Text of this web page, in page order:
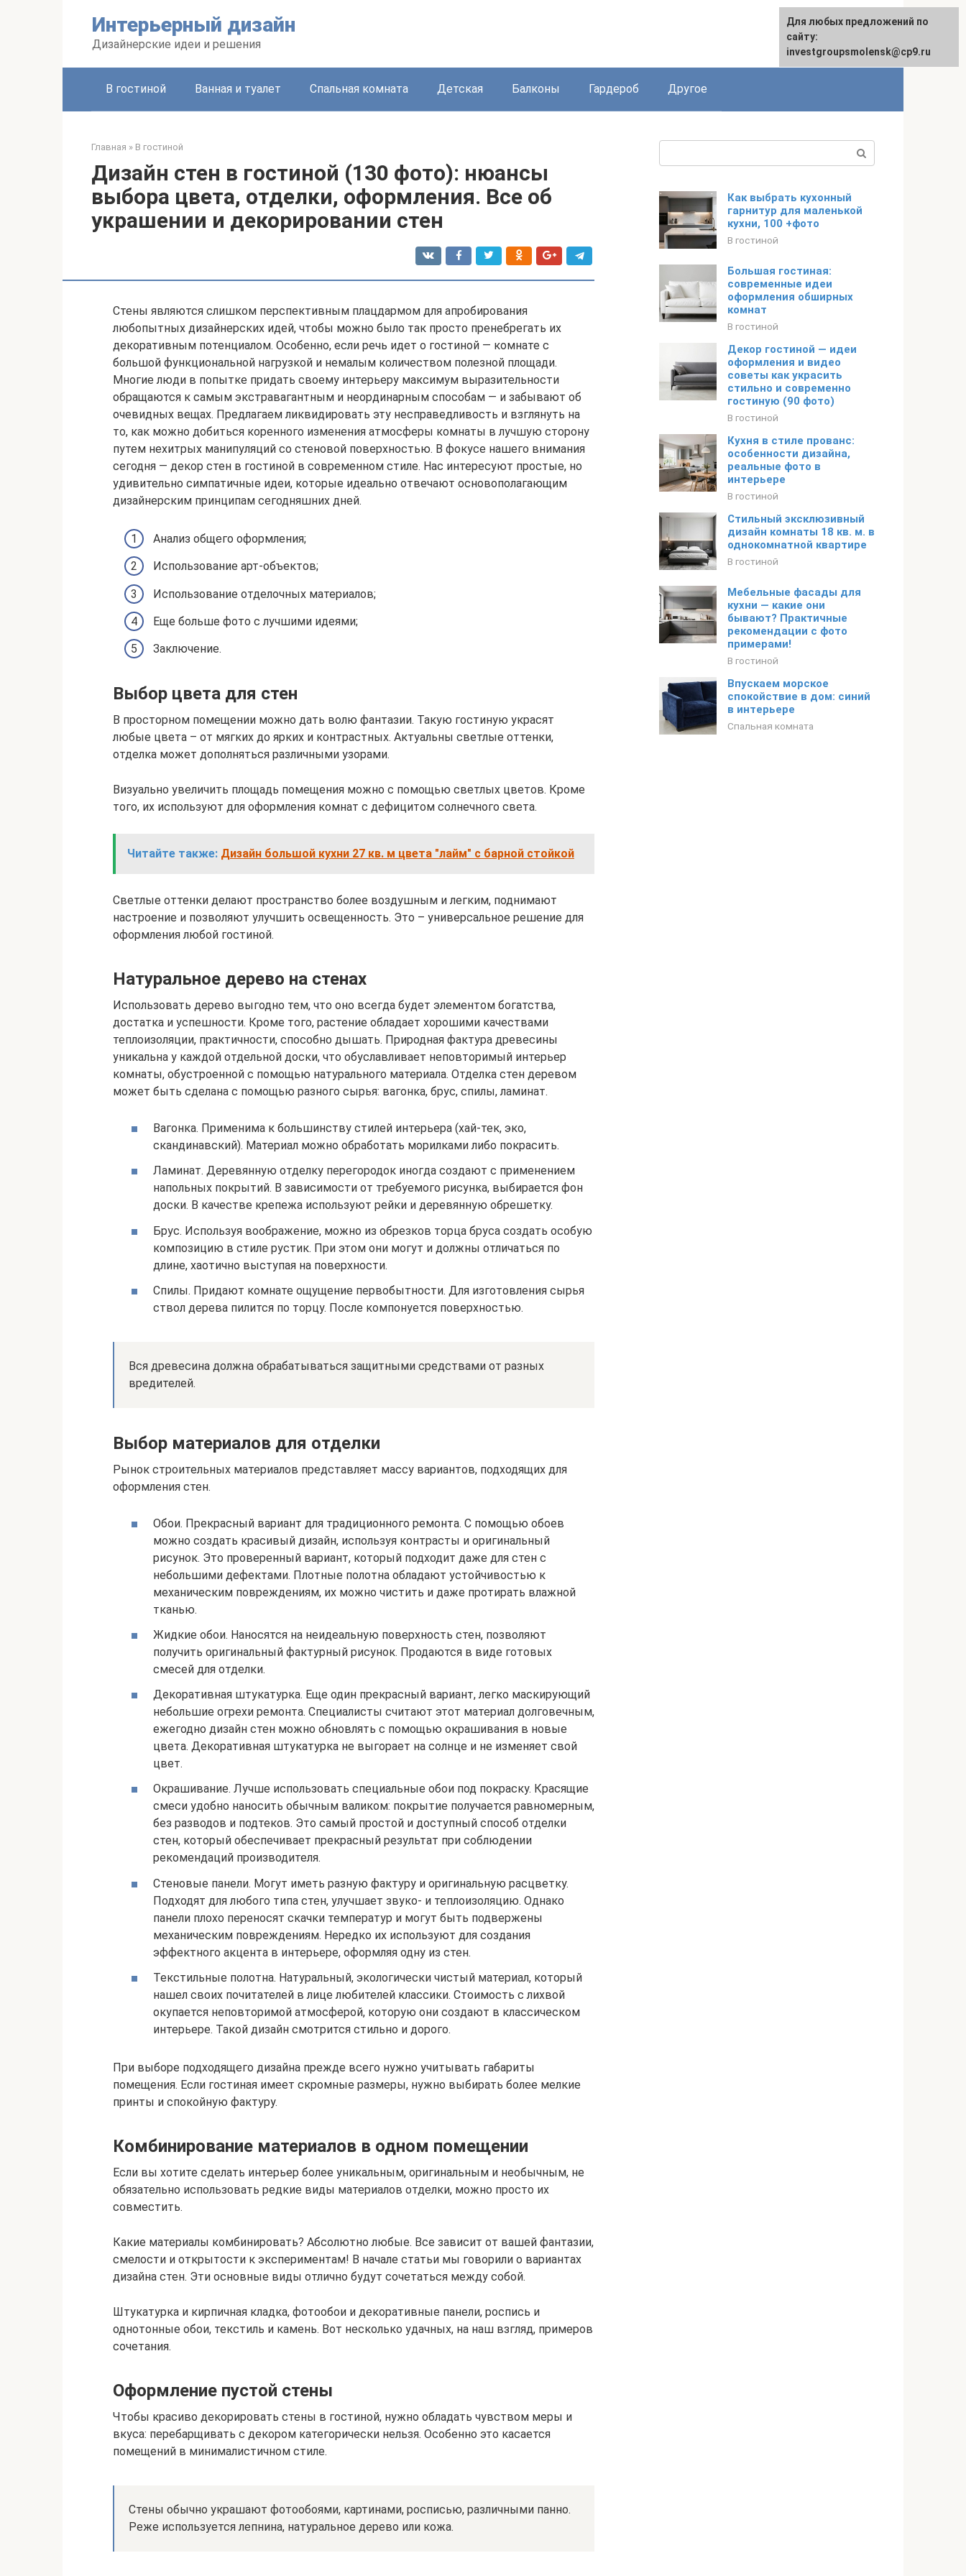
Интерьерный дизайн
Дизайнерские идеи и решения
В гостиной Ванная и туалет Спальная комната Детская Балконы Гардероб Другое
Главная » В гостиной
Дизайн стен в гостиной (130 фото): нюансы
выбора цвета, отделки, оформления. Все об
украшении и декорировании стен
Стены являются слишком перспективным плацдармом для апробирования
любопытных дизайнерских идей, чтобы можно было так просто пренебрегать их
декоративным потенциалом. Особенно, если речь идет о гостиной — комнате с
большой функциональной нагрузкой и немалым количеством полезной площади.
Многие люди в попытке придать своему интерьеру максимум выразительности
обращаются к самым экстравагантным и неординарным способам — и забывают об
очевидных вещах. Предлагаем ликвидировать эту несправедливость и взглянуть на
то, как можно добиться коренного изменения атмосферы комнаты в лучшую сторону
путем нехитрых манипуляций со стеновой поверхностью. В фокусе нашего внимания
сегодня — декор стен в гостиной в современном стиле. Нас интересуют простые, но
удивительно симпатичные идеи, которые идеально отвечают основополагающим
дизайнерским принципам сегодняшних дней.
Анализ общего оформления;
Использование арт-объектов;
Использование отделочных материалов;
Еще больше фото с лучшими идеями;
Заключение.
Выбор цвета для стен
В просторном помещении можно дать волю фантазии. Такую гостиную украсят
любые цвета – от мягких до ярких и контрастных. Актуальны светлые оттенки,
отделка может дополняться различными узорами.
Визуально увеличить площадь помещения можно с помощью светлых цветов. Кроме
того, их используют для оформления комнат с дефицитом солнечного света.
Читайте также: Дизайн большой кухни 27 кв. м цвета "лайм" с барной стойкой
Светлые оттенки делают пространство более воздушным и легким, поднимают
настроение и позволяют улучшить освещенность. Это – универсальное решение для
оформления любой гостиной.
Натуральное дерево на стенах
Использовать дерево выгодно тем, что оно всегда будет элементом богатства,
достатка и успешности. Кроме того, растение обладает хорошими качествами
теплоизоляции, практичности, способно дышать. Природная фактура древесины
уникальна у каждой отдельной доски, что обуславливает неповторимый интерьер
комнаты, обустроенной с помощью натурального материала. Отделка стен деревом
может быть сделана с помощью разного сырья: вагонка, брус, спилы, ламинат.
Вагонка. Применима к большинству стилей интерьера (хай-тек, эко,
скандинавский). Материал можно обработать морилками либо покрасить.
Ламинат. Деревянную отделку перегородок иногда создают с применением
напольных покрытий. В зависимости от требуемого рисунка, выбирается фон
доски. В качестве крепежа используют рейки и деревянную обрешетку.
Брус. Используя воображение, можно из обрезков торца бруса создать особую
композицию в стиле рустик. При этом они могут и должны отличаться по
длине, хаотично выступая на поверхности.
Спилы. Придают комнате ощущение первобытности. Для изготовления сырья
ствол дерева пилится по торцу. После компонуется поверхностью.
Вся древесина должна обрабатываться защитными средствами от разных
вредителей.
Выбор материалов для отделки
Рынок строительных материалов представляет массу вариантов, подходящих для
оформления стен.
Обои. Прекрасный вариант для традиционного ремонта. С помощью обоев
можно создать красивый дизайн, используя контрасты и оригинальный
рисунок. Это проверенный вариант, который подходит даже для стен с
небольшими дефектами. Плотные полотна обладают устойчивостью к
механическим повреждениям, их можно чистить и даже протирать влажной
тканью.
Жидкие обои. Наносятся на неидеальную поверхность стен, позволяют
получить оригинальный фактурный рисунок. Продаются в виде готовых
смесей для отделки.
Декоративная штукатурка. Еще один прекрасный вариант, легко маскирующий
небольшие огрехи ремонта. Специалисты считают этот материал долговечным,
ежегодно дизайн стен можно обновлять с помощью окрашивания в новые
цвета. Декоративная штукатурка не выгорает на солнце и не изменяет свой
цвет.
Окрашивание. Лучше использовать специальные обои под покраску. Красящие
смеси удобно наносить обычным валиком: покрытие получается равномерным,
без разводов и подтеков. Это самый простой и доступный способ отделки
стен, который обеспечивает прекрасный результат при соблюдении
рекомендаций производителя.
Стеновые панели. Могут иметь разную фактуру и оригинальную расцветку.
Подходят для любого типа стен, улучшает звуко- и теплоизоляцию. Однако
панели плохо переносят скачки температур и могут быть подвержены
механическим повреждениям. Нередко их используют для создания
эффектного акцента в интерьере, оформляя одну из стен.
Текстильные полотна. Натуральный, экологически чистый материал, который
нашел своих почитателей в лице любителей классики. Стоимость с лихвой
окупается неповторимой атмосферой, которую они создают в классическом
интерьере. Такой дизайн смотрится стильно и дорого.
При выборе подходящего дизайна прежде всего нужно учитывать габариты
помещения. Если гостиная имеет скромные размеры, нужно выбирать более мелкие
принты и спокойную фактуру.
Комбинирование материалов в одном помещении
Если вы хотите сделать интерьер более уникальным, оригинальным и необычным, не
обязательно использовать редкие виды материалов отделки, можно просто их
совместить.
Какие материалы комбинировать? Абсолютно любые. Все зависит от вашей фантазии,
смелости и открытости к экспериментам! В начале статьи мы говорили о вариантах
дизайна стен. Эти основные виды отлично будут сочетаться между собой.
Штукатурка и кирпичная кладка, фотообои и декоративные панели, роспись и
однотонные обои, текстиль и камень. Вот несколько удачных, на наш взгляд, примеров
сочетания.
Оформление пустой стены
Чтобы красиво декорировать стены в гостиной, нужно обладать чувством меры и
вкуса: перебарщивать с декором категорически нельзя. Особенно это касается
помещений в минималистичном стиле.
Стены обычно украшают фотообоями, картинами, росписью, различными панно.
Реже используется лепнина, натуральное дерево или кожа.
Как выбрать кухонный
гарнитур для маленькой
кухни, 100 +фото
В гостиной
Большая гостиная:
современные идеи
оформления обширных
комнат
В гостиной
Декор гостиной — идеи
оформления и видео
советы как украсить
стильно и современно
гостиную (90 фото)
В гостиной
Кухня в стиле прованс:
особенности дизайна,
реальные фото в
интерьере
В гостиной
Стильный эксклюзивный
дизайн комнаты 18 кв. м. в
однокомнатной квартире
В гостиной
Мебельные фасады для
кухни — какие они
бывают? Практичные
рекомендации с фото
примерами!
В гостиной
Впускаем морское
спокойствие в дом: синий
в интерьере
Спальная комната
Для любых предложений по
сайту:
investgroupsmolensk@cp9.ru